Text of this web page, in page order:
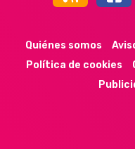
44k
Quiénes somos
Política de cookies